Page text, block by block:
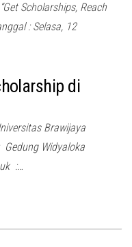
Scholarships, Reach
: Selasa, 12
di
Brawijaya
Gedung Widyaloka
:…